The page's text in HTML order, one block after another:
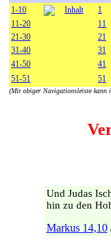
1-10 Inhalt 1
11-20
11
21-30
21
31-40
31
41-50
41
51-51
51
(Mit obiger Navigationsleiste kann
Und Judas
hin zu den
Markus 14,10